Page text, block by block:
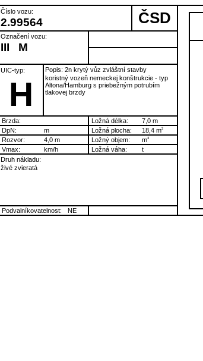
Číslo vozu:
2.99564 ČSD
Označení vozu:
III M
UIC-typ:
H
Popis: 2n krytý vůz zvláštní stavby
koristný vozeň nemeckej konštrukcie - typ
Altona/Hamburg s priebežným potrubím
tlakovej brzdy
Brzda: Ložná délka:
7,0 m
DpN:
m Ložná plocha: 18,4 m2
Rozvor: 4,0 m Ložný objem: m3
Vmax: km/h Ložná váha:
t
Druh nákladu:
živé zvieratá
Podvalníkovatelnost: NE